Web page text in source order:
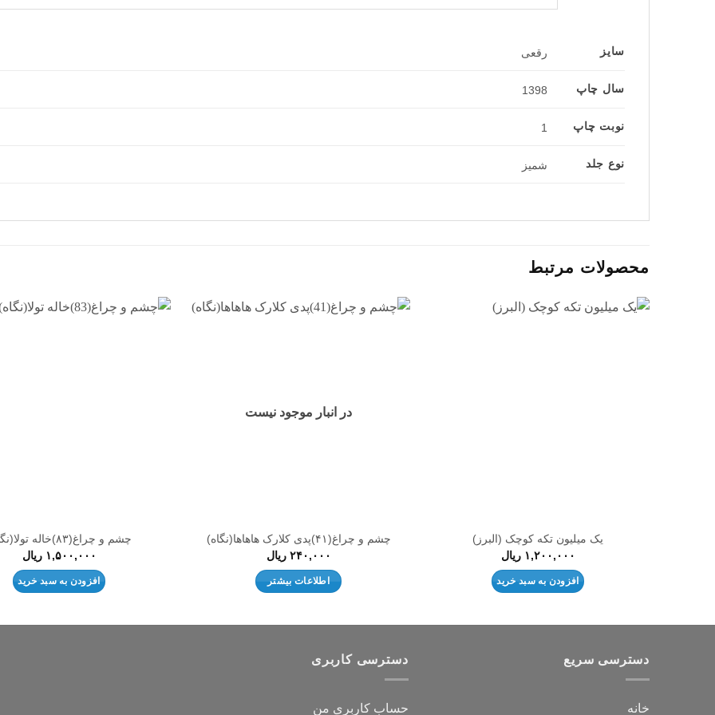
سایز رقعی
سال چاپ 1398
نوبت چاپ 1
نوع جلد شمیز
محصولات مرتبط
یک میلیون تکه کوچک (البرز)
۱,۲۰۰,۰۰۰ ریال
افزودن به سبد خرید
در انبار موجود نیست
چشم و چراغ(۴۱)پدی کلارک هاهاها(نگاه)
۲۴۰,۰۰۰ ریال
اطلاعات بیشتر
چشم و چراغ(۸۳)خاله تولا(نگاه)
۱,۵۰۰,۰۰۰ ریال
افزودن به سبد خرید
دسترسی سریع
خانه
دسترسی کاربری
حساب کاربری من